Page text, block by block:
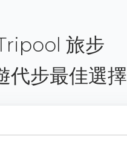
旅步
代步最佳選擇